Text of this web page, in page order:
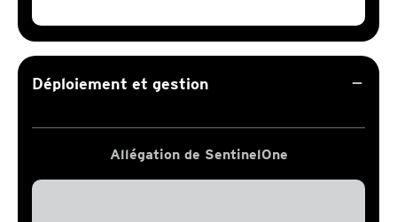
Déploiement et gestion remove
Allégation de SentinelOne